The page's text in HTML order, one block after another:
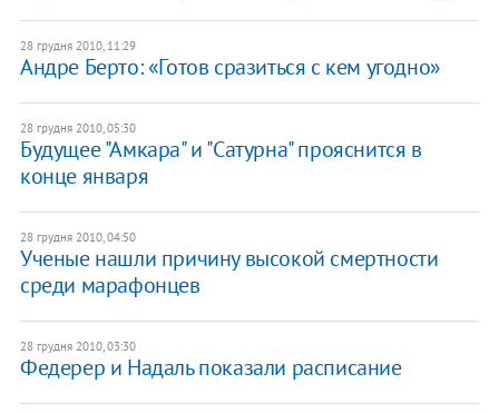
28 грудня 2010, 11:29
Андре Берто: «Готов сразиться с кем угодно»
28 грудня 2010, 05:30
Будущее "Амкара" и "Сатурна" прояснится в
конце января
28 грудня 2010, 04:50
Ученые нашли причину высокой смертности
среди марафонцев
28 грудня 2010, 03:30
Федерер и Надаль показали расписание